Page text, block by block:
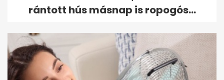
rántott hús másnap is ropogós...